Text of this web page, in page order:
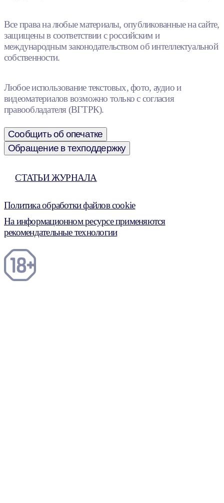
Все права на любые материалы, опубликованные на сайте,
защищены в соответствии с российским и
международным законодательством об интеллектуальной
собственности.
Любое использование текстовых, фото, аудио и
видеоматериалов возможно только с согласия
правообладателя (ВГТРК).
Сообщить об опечатке
Обращение в техподдержку
СТАТЬИ ЖУРНАЛА
Политика обработки файлов cookie
На информационном ресурсе применяются
рекомендательные технологии